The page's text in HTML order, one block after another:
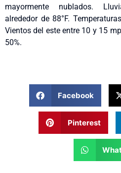
mayormente nublados.
alrededor de 88°F.
Vientos del este entre 10 y 15
50%.
Facebook
Pinterest